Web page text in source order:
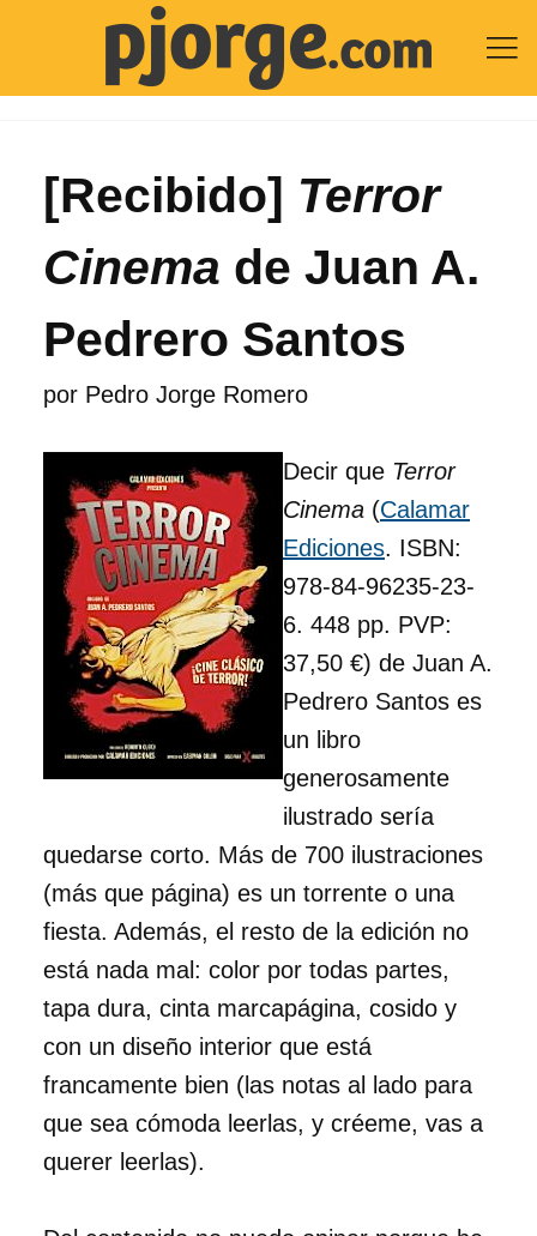

[Recibido] Terror
Cinema de Juan A.
Pedrero Santos
por Pedro Jorge Romero
Decir que Terror
Cinema (Calamar
Ediciones. ISBN:
978-84-96235-23-
6. 448 pp. PVP:
37,50 €) de Juan A.
Pedrero Santos es
un libro
generosamente
ilustrado sería
quedarse corto. Más de 700 ilustraciones
(más que página) es un torrente o una
fiesta. Además, el resto de la edición no
está nada mal: color por todas partes,
tapa dura, cinta marcapágina, cosido y
con un diseño interior que está
francamente bien (las notas al lado para
que sea cómoda leerlas, y créeme, vas a
querer leerlas).